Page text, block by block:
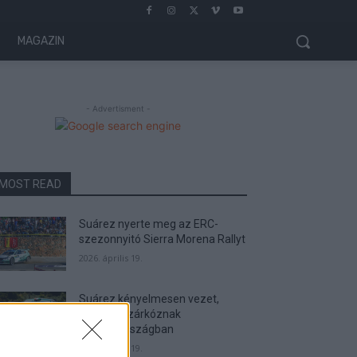
MAGAZIN
- Advertisment -
MOST READ
Suárez nyerte meg az ERC-
szezonnyitó Sierra Morena Rallyt
2026. április 19.
Suárez kényelmesen vezet,
Németék zárkóznak
Spanyolországban
2026. április 19.